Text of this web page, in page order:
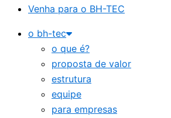
Venha para o BH-TEC
o bh-tec
o que é?
proposta de valor
estrutura
equipe
para empresas